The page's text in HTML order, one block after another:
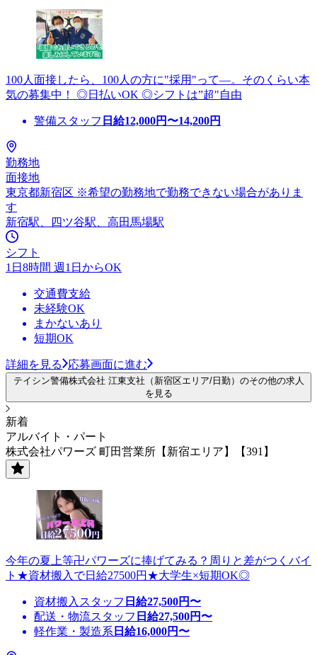
100人面接したら、100人の方に"採用"って―。そのくらい本
気の募集中！ ◎日払いOK ◎シフトは”超"自由
警備スタッフ 日給12,000円〜14,200円
勤務地
面接地
東京都新宿区 ※希望の勤務地で勤務できない場合がありま
す
新宿駅、四ツ谷駅、高田馬場駅
シフト
1日8時間 週1日からOK
交通費支給
未経験OK
まかないあり
短期OK
詳細を見る 応募画面に進む
テイシン警備株式会社 江東支社（新宿区エリア/日勤）のその他の求人
を見る
新着
アルバイト・パート
株式会社パワーズ 町田営業所【新宿エリア】【391】
今年の夏上等卍パワーズに捧げてみる？周りと差がつくバイ
ト★資材搬入で日給27500円★大学生×短期OK◎
資材搬入スタッフ 日給27,500円〜
配送・物流スタッフ 日給27,500円〜
軽作業・製造系 日給16,000円〜